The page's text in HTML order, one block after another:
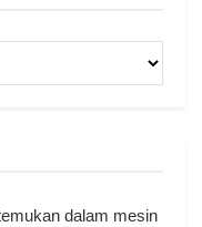
dalam mesin